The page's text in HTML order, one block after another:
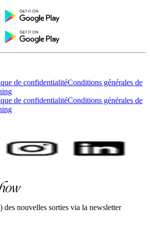
de confidentialitéConditions générales de
de confidentialitéConditions générales de
des nouvelles sorties via la newsletter